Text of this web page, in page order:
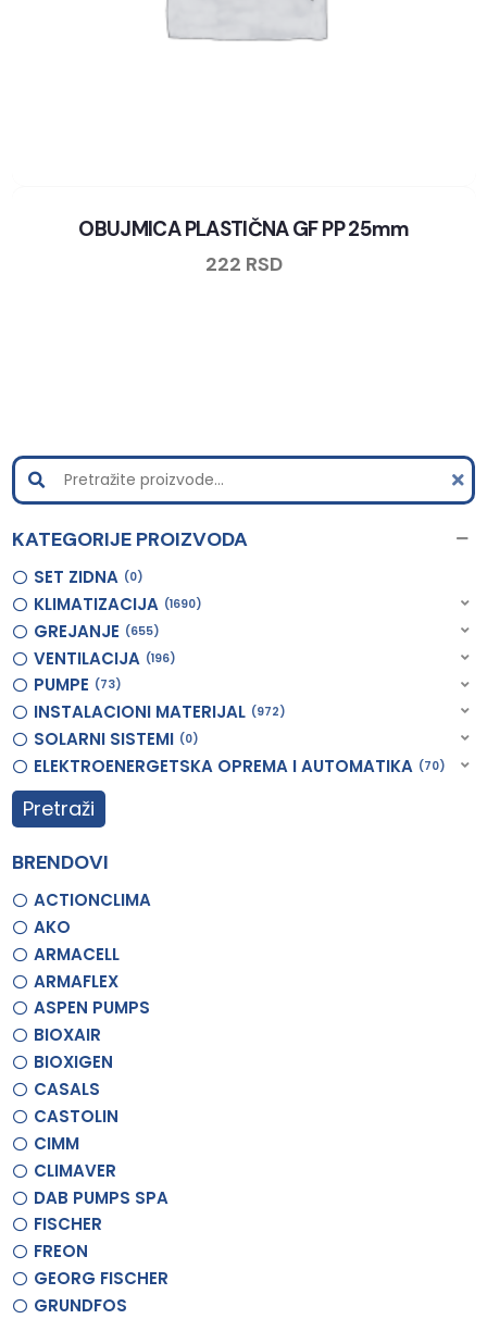
OBUJMICA PLASTIČNA GF PP 25mm
222 RSD
KATEGORIJE PROIZVODA
SET ZIDNA 0
KLIMATIZACIJA 1690
GREJANJE 655
VENTILACIJA 196
PUMPE 73
INSTALACIONI MATERIJAL 972
SOLARNI SISTEMI 0
ELEKTROENERGETSKA OPREMA I AUTOMATIKA 70
Pretraži
BRENDOVI
ACTIONCLIMA
AKO
ARMACELL
ARMAFLEX
ASPEN PUMPS
BIOXAIR
BIOXIGEN
CASALS
CASTOLIN
CIMM
CLIMAVER
DAB PUMPS SPA
FISCHER
FREON
GEORG FISCHER
GRUNDFOS